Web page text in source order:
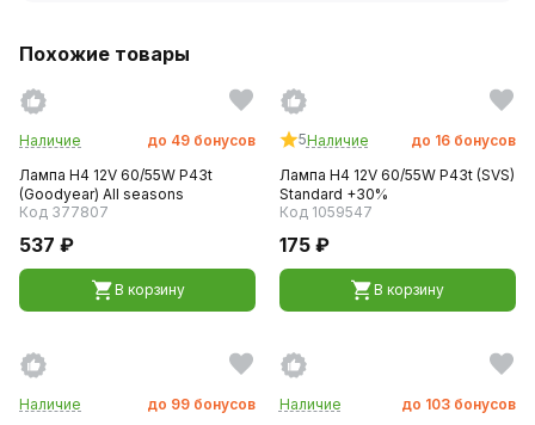
Похожие товары
Наличие до 49 бонусов
Лампа H4 12V 60/55W P43t
(Goodyear) All seasons
Код 377807
537 ₽
В корзину
5Наличие до 16 бонусов
Лампа H4 12V 60/55W P43t (SVS)
Standard +30%
Код 1059547
175 ₽
В корзину
Наличие до 99 бонусов
Наличие до 103 бонусов